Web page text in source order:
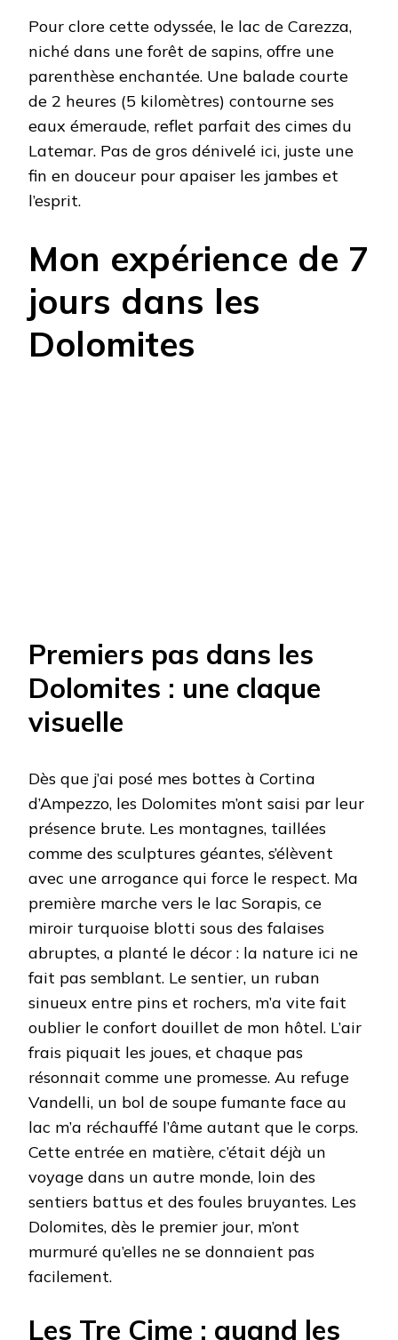
Pour clore cette odyssée, le lac de Carezza,
niché dans une forêt de sapins, offre une
parenthèse enchantée. Une balade courte
de 2 heures (5 kilomètres) contourne ses
eaux émeraude, reflet parfait des cimes du
Latemar. Pas de gros dénivelé ici, juste une
fin en douceur pour apaiser les jambes et
l’esprit.
Mon expérience de 7
jours dans les
Dolomites
Premiers pas dans les
Dolomites : une claque
visuelle
Dès que j’ai posé mes bottes à Cortina
d’Ampezzo, les Dolomites m’ont saisi par leur
présence brute. Les montagnes, taillées
comme des sculptures géantes, s’élèvent
avec une arrogance qui force le respect. Ma
première marche vers le lac Sorapis, ce
miroir turquoise blotti sous des falaises
abruptes, a planté le décor : la nature ici ne
fait pas semblant. Le sentier, un ruban
sinueux entre pins et rochers, m’a vite fait
oublier le confort douillet de mon hôtel. L’air
frais piquait les joues, et chaque pas
résonnait comme une promesse. Au refuge
Vandelli, un bol de soupe fumante face au
lac m’a réchauffé l’âme autant que le corps.
Cette entrée en matière, c’était déjà un
voyage dans un autre monde, loin des
sentiers battus et des foules bruyantes. Les
Dolomites, dès le premier jour, m’ont
murmuré qu’elles ne se donnaient pas
facilement.
Les Tre Cime : quand les